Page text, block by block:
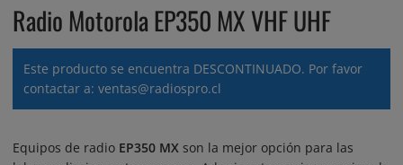
Radio Motorola EP350 MX VHF UHF
Este producto se encuentra DESCONTINUADO. Por favor
contactar a: ventas@radiospro.cl
Equipos de radio EP350 MXson la mejor opción para las